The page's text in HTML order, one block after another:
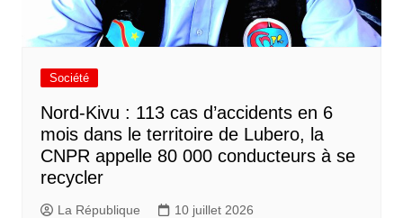
Société
Nord-Kivu : 113 cas d’accidents en 6
mois dans le territoire de Lubero, la
CNPR appelle 80 000 conducteurs à se
recycler
La République 10 juillet 2026